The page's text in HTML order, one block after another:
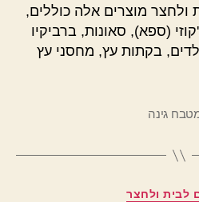
ולחצר מוצרים אלה כוללים,
(ספא), סאונות, ברביקיו
בקתות עץ, מחסני עץ
גינה
קטגוריות
לבית ולחצר